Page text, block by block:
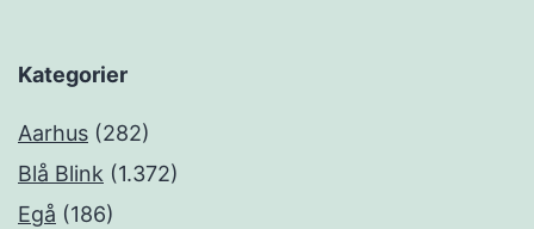
Kategorier
Aarhus (282)
Blå Blink (1.372)
Egå (186)